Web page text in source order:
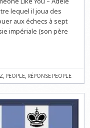
lequel il joua des
aux échecs à sept
impériale (son père
, PEOPLE, RÉPONSE PEOPLE